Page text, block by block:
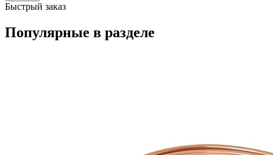
Быстрый заказ
Популярные в разделе